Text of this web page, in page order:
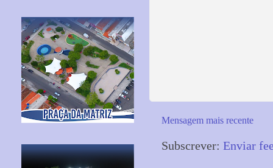
Mensagem mais recente
Subscrever: Enviar